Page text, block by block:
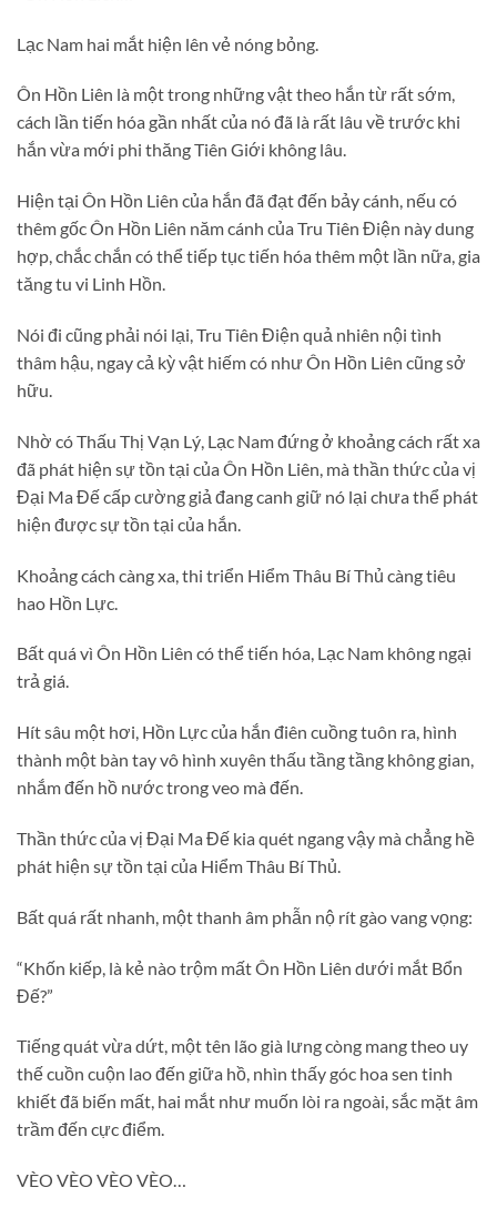
Lạc Nam hai mắt hiện lên vẻ nóng bỏng.
Ôn Hồn Liên là một trong những vật theo hắn từ rất sớm,
cách lần tiến hóa gần nhất của nó đã là rất lâu về trước khi
hắn vừa mới phi thăng Tiên Giới không lâu.
Hiện tại Ôn Hồn Liên của hắn đã đạt đến bảy cánh, nếu có
thêm gốc Ôn Hồn Liên năm cánh của Tru Tiên Điện này dung
hợp, chắc chắn có thể tiếp tục tiến hóa thêm một lần nữa, gia
tăng tu vi Linh Hồn.
Nói đi cũng phải nói lại, Tru Tiên Điện quả nhiên nội tình
thâm hậu, ngay cả kỳ vật hiếm có như Ôn Hồn Liên cũng sở
hữu.
Nhờ có Thấu Thị Vạn Lý, Lạc Nam đứng ở khoảng cách rất xa
đã phát hiện sự tồn tại của Ôn Hồn Liên, mà thần thức của vị
Đại Ma Đế cấp cường giả đang canh giữ nó lại chưa thể phát
hiện được sự tồn tại của hắn.
Khoảng cách càng xa, thi triển Hiểm Thâu Bí Thủ càng tiêu
hao Hồn Lực.
Bất quá vì Ôn Hồn Liên có thể tiến hóa, Lạc Nam không ngại
trả giá.
Hít sâu một hơi, Hồn Lực của hắn điên cuồng tuôn ra, hình
thành một bàn tay vô hình xuyên thấu tầng tầng không gian,
nhắm đến hồ nước trong veo mà đến.
Thần thức của vị Đại Ma Đế kia quét ngang vậy mà chẳng hề
phát hiện sự tồn tại của Hiểm Thâu Bí Thủ.
Bất quá rất nhanh, một thanh âm phẫn nộ rít gào vang vọng:
“Khốn kiếp, là kẻ nào trộm mất Ôn Hồn Liên dưới mắt Bổn
Đế?”
Tiếng quát vừa dứt, một tên lão già lưng còng mang theo uy
thế cuồn cuộn lao đến giữa hồ, nhìn thấy góc hoa sen tinh
khiết đã biến mất, hai mắt như muốn lòi ra ngoài, sắc mặt âm
trầm đến cực điểm.
VÈO VÈO VÈO VÈO…